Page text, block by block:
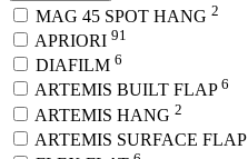
MAG 45 SPOT HANG 2
APRIORI 91
DIAFILM 6
ARTEMIS BUILT FLAP 6
ARTEMIS HANG 2
ARTEMIS SURFACE FLAP